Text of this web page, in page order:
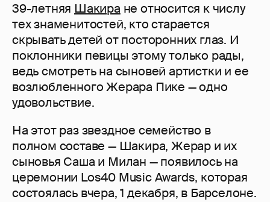
39-летняя Шакира не относится к числу
тех знаменитостей, кто старается
скрывать детей от посторонних глаз. И
поклонники певицы этому только рады,
ведь смотреть на сыновей артистки и ее
возлюбленного Жерара Пике — одно
удовольствие.
На этот раз звездное семейство в
полном составе — Шакира, Жерар и их
сыновья Саша и Милан — появилось на
церемонии Los40 Music Awards, которая
состоялась вчера, 1 декабря, в Барселоне.